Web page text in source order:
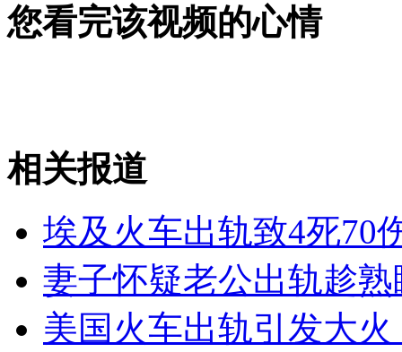
女孩北京地铁殴打老人 痛下狠手拳打脚踢
您看完该视频的心情
相关报道
埃及火车出轨致4死70
妻子怀疑老公出轨趁
美国火车出轨引发大